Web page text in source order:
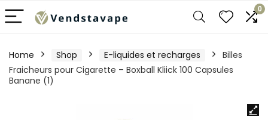
0
Home Shop E-liquides et recharges
Billes
Fraicheurs pour Cigarette – Boxball Kliick 100 Capsules
Banane (1)